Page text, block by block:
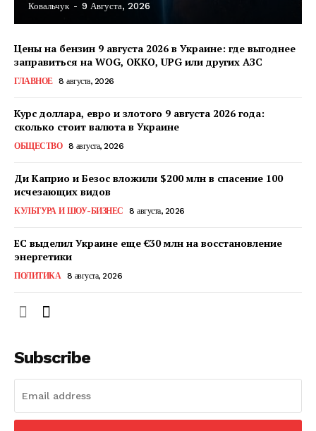
КавПолит
Ковальчук - 9 Августа, 2026
Цены на бензин 9 августа 2026 в Украине: где выгоднее
заправиться на WOG, OKKO, UPG или других АЗС
ГЛАВНОЕ 8 августа, 2026
Курс доллара, евро и злотого 9 августа 2026 года:
сколько стоит валюта в Украине
ОБЩЕСТВО 8 августа, 2026
Ди Каприо и Безос вложили $200 млн в спасение 100
исчезающих видов
КУЛЬТУРА И ШОУ-БИЗНЕС 8 августа, 2026
ЕС выделил Украине еще €30 млн на восстановление
энергетики
ПОЛИТИКА 8 августа, 2026
Subscribe